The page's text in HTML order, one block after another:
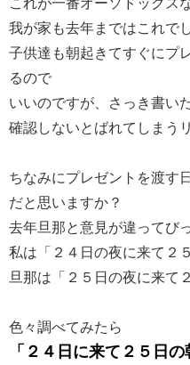
我が家も去年まではこれで
子供達も朝起きてすぐにプ
るので
いいのですが、さっき書い
確認しないとばれてしまう
ちなみにプレゼントを渡す
だと思いますか？
去年旦那と意見が違ってび
私は「２４日の夜に来て２
旦那は「２５日の夜に来て
色々調べてみたら
「２４日に来て２５日の